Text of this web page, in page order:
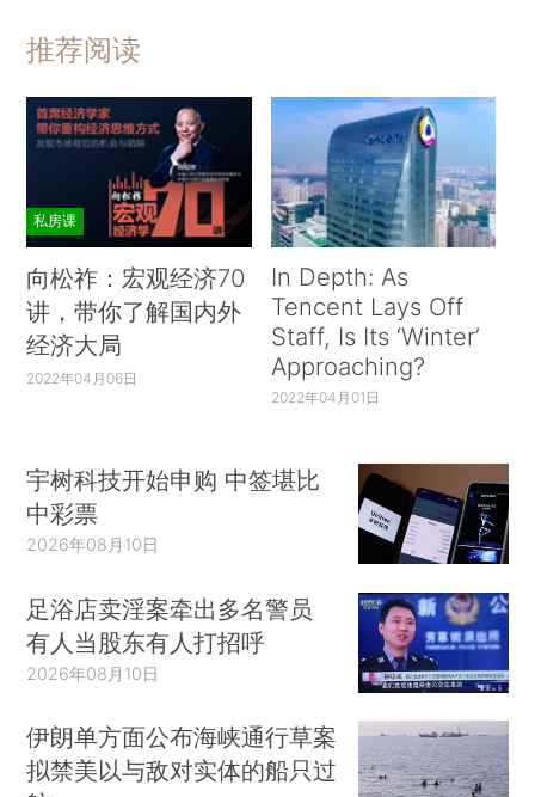
推荐阅读
私房课
向松祚：宏观经济70
讲，带你了解国内外
经济大局
2022年04月06日
In Depth: As
Tencent Lays Off
Staff, Is Its ‘Winter’
Approaching?
2022年04月01日
宇树科技开始申购 中签堪比
中彩票
2026年08月10日
足浴店卖淫案牵出多名警员
有人当股东有人打招呼
2026年08月10日
伊朗单方面公布海峡通行草案
拟禁美以与敌对实体的船只过